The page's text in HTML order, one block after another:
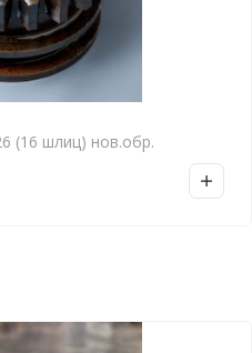
(16 шлиц) нов.обр.